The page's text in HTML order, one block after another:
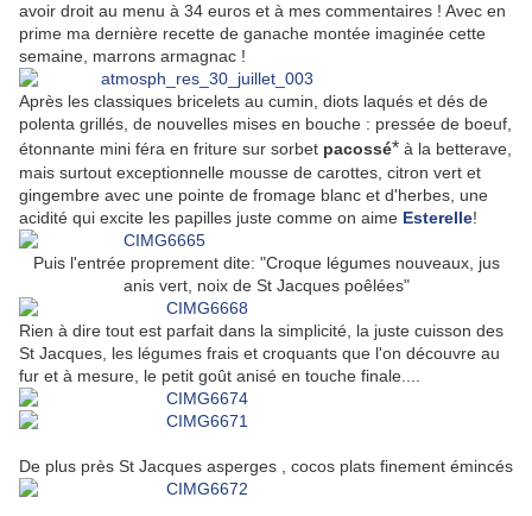
avoir droit au menu à 34 euros et à mes commentaires ! Avec en
prime ma dernière recette de ganache montée imaginée cette
semaine, marrons armagnac !
Après les classiques bricelets au cumin, diots laqués et dés de
polenta grillés, de nouvelles mises en bouche : pressée de boeuf,
étonnante mini féra en friture sur sorbet pacossé* à la betterave,
mais surtout exceptionnelle mousse de carottes, citron vert et
gingembre avec une pointe de fromage blanc et d'herbes, une
acidité qui excite les papilles juste comme on aime Esterelle!
Puis l'entrée proprement dite: "Croque légumes nouveaux, jus
anis vert, noix de St Jacques poêlées"
Rien à dire tout est parfait dans la simplicité, la juste cuisson des
St Jacques, les légumes frais et croquants que l'on découvre au
fur et à mesure, le petit goût anisé en touche finale....
De plus près St Jacques asperges , cocos plats finement émincés